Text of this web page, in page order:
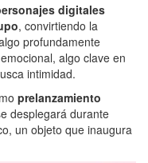
digitales
, convirtiendo la
profundamente
algo clave en
intimidad.
prelanzamiento
desplegará durante
un objeto que inaugura